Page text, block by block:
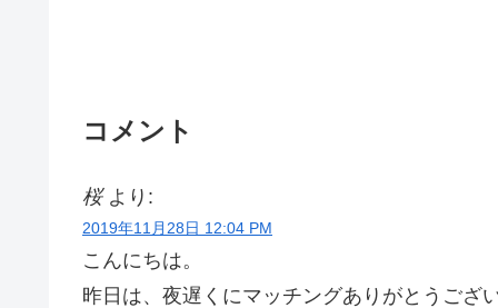
コメント
桜 より:
2019年11月28日 12:04 PM
こんにちは。
昨日は、夜遅くにマッチングありがとうござ